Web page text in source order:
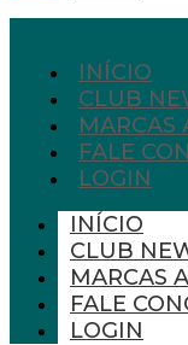
INÍCIO
CLUB
MARCAS
FALE
LOGIN
INÍCIO
CLUB
MARCAS
FALE
LOGIN